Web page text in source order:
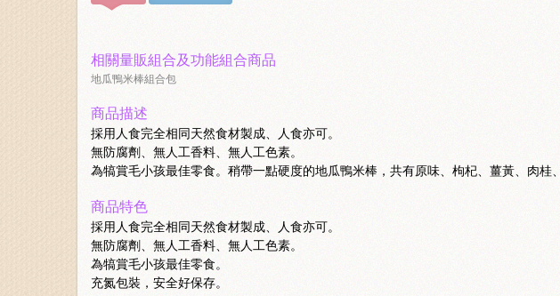
相關量販組合及功能組合商品
地瓜鴨米棒組合包
商品描述
採用人食完全相同天然食材製成、人食亦可。
無防腐劑、無人工香料、無人工色素。
為犒賞毛小孩最佳零食。稍帶一點硬度的地瓜鴨米棒，共有原味、枸杞、薑黃、肉桂
商品特色
採用人食完全相同天然食材製成、人食亦可。
無防腐劑、無人工香料、無人工色素。
為犒賞毛小孩最佳零食。
充氮包裝，安全好保存。